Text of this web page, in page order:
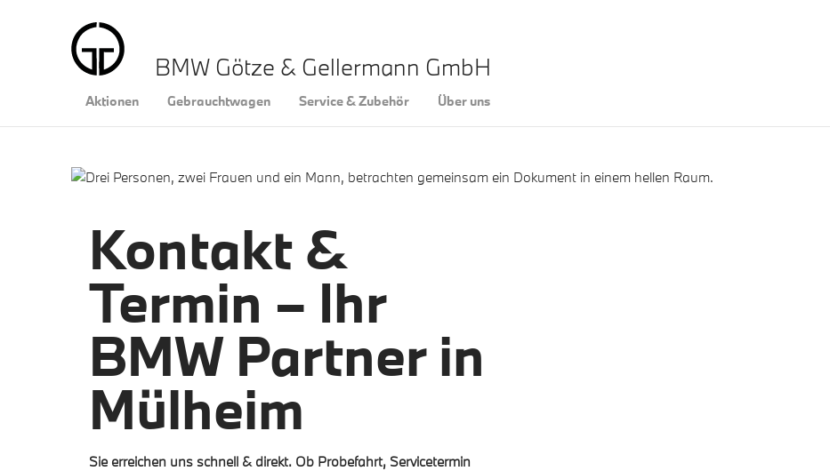
BMW Götze & Gellermann GmbH
Aktionen Gebrauchtwagen Service & Zubehör Über uns
Kontakt &
Termin – Ihr
BMW Partner in
Mülheim
Sie erreichen uns schnell & direkt. Ob Probefahrt, Servicetermin